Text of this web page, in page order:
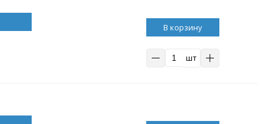
В корзину
шт